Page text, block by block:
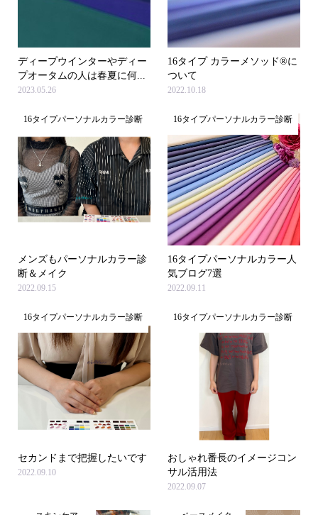
ディープウインターやディー
プオータムの人は春夏に何...
2023.05.26
16タイプ カラーメソッド®に
ついて
2022.10.18
16タイプパーソナルカラー診断
メンズもパーソナルカラー診
断＆メイク
2022.09.15
16タイプパーソナルカラー診断
16タイプパーソナルカラー人
気ブログ7選
2022.09.11
16タイプパーソナルカラー診断
セカンドまで把握したいです
2022.09.10
16タイプパーソナルカラー診断
おしゃれ番長のイメージコン
サル活用法
2022.09.07